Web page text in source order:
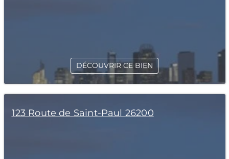
DÉCOUVRIR CE BIEN
123 Route de Saint-Paul 26200